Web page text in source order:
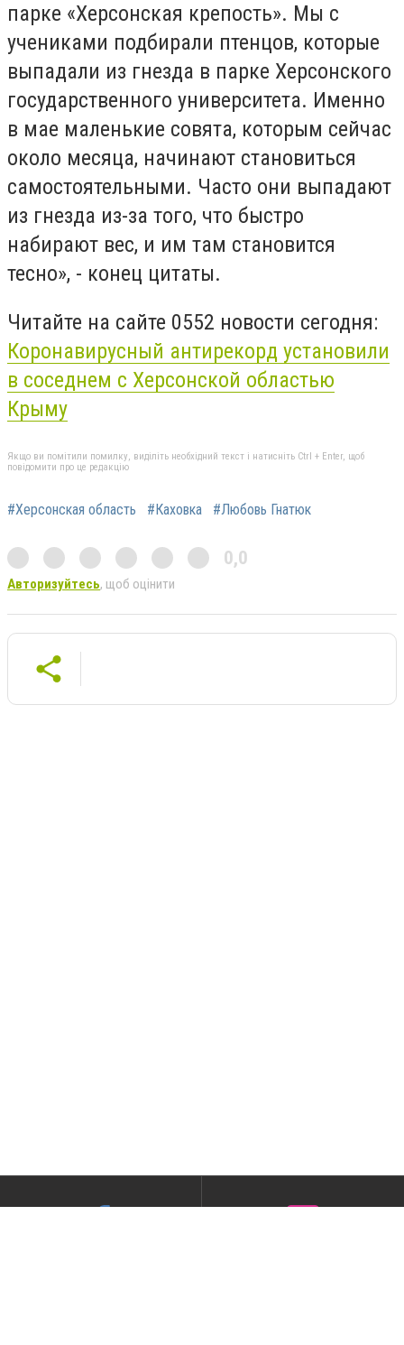
парке «Херсонская крепость». Мы с
учениками подбирали птенцов, которые
выпадали из гнезда в парке Херсонского
государственного университета. Именно
в мае маленькие совята, которым сейчас
около месяца, начинают становиться
самостоятельными. Часто они выпадают
из гнезда из-за того, что быстро
набирают вес, и им там становится
тесно», - конец цитаты.
Читайте на сайте 0552 новости сегодня:
Коронавирусный антирекорд установили
в соседнем с Херсонской областью
Крыму
Якщо ви помітили помилку, виділіть необхідний текст і натисніть Ctrl + Enter, щоб
повідомити про це редакцію
#Херсонская область #Каховка #Любовь Гнатюк
0,0
Авторизуйтесь, щоб оцінити